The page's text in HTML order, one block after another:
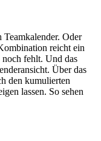
Oder
reicht ein
fehlt. Und das
Über das
den kumulierten
lassen. So sehen